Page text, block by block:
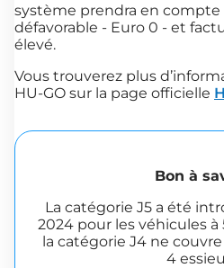
système prendra en compte
défavorable - Euro 0 - et
élevé.
Vous trouverez plus
HU-GO sur la page officielle
Bon à
La catégorie J5 a été
2024 pour les véhicules à
la catégorie J4 ne
4